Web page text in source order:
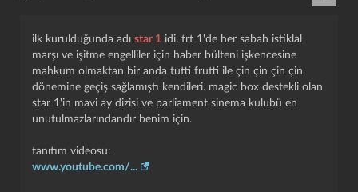
ilk kurulduğunda adı star 1 idi. trt 1'de her sabah istiklal
marşı ve işitme engelliler için haber bülteni işkencesine
mahkum olmaktan bir anda tutti frutti ile çin çin çin çin
dönemine geçiş sağlamıştı kendileri. magic box destekli olan
star 1'in mavi ay dizisi ve parliament sinema kulubü en
unutulmazlarındandır benim için.
tanıtım videosu:
www.youtube.com/...